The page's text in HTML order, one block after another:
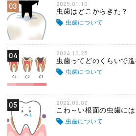
03 2025.01.10
虫歯はどこからきた？
虫歯について
04 2024.10.25
虫歯ってどのくらいで
虫歯について
05 2022.09.02
こわ～い根面の虫歯には
虫歯について